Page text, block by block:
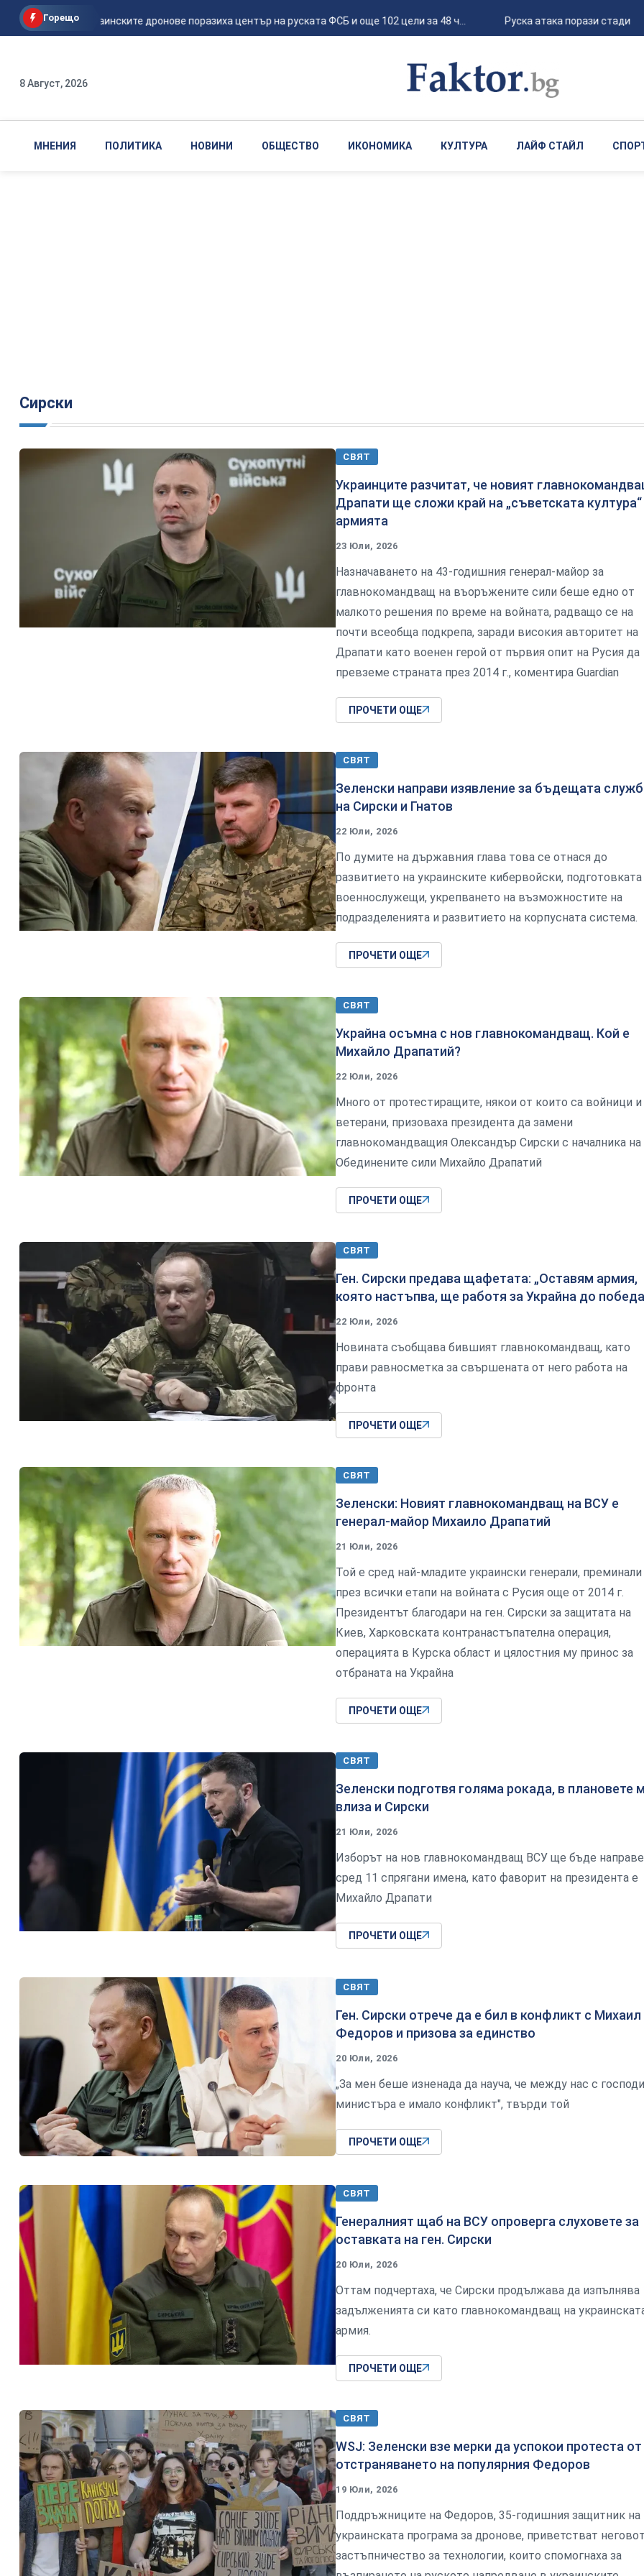
Горещо
Мадяр: Украинските дронове поразиха център на руската ФСБ и още 102 цели за 48 ч... Руска атака порази стадион
8 Август, 2026
МНЕНИЯ ПОЛИТИКА НОВИНИ ОБЩЕСТВО ИКОНОМИКА КУЛТУРА ЛАЙФ СТАЙЛ
Сирски
СВЯТ
Украинците разчитат, че новият
Драпати ще сложи край на „съветската култура“
армията
23 Юли, 2026
Назначаването на 43-годишния генерал-майор за
главнокомандващ на въоръжените сили беше едно от
малкото решения по време на войната, радващо се на
почти всеобща подкрепа, заради високия авторитет на
Драпати като военен герой от първия опит на Русия да
превземе страната през 2014 г., коментира Guardian
ПРОЧЕТИ ОЩЕ
СВЯТ
Зеленски направи изявление за бъдещата
на Сирски и Гнатов
22 Юли, 2026
По думите на държавния глава това се отнася до
развитието на украинските кибервойски, подготовката
военнослужещи, укрепването на възможностите на
подразделенията и развитието на корпусната система.
ПРОЧЕТИ ОЩЕ
СВЯТ
Украйна осъмна с нов главнокомандващ. Кой е
Михайло Драпатий?
22 Юли, 2026
Много от протестиращите, някои от които са войници и
ветерани, призоваха президента да замени
главнокомандващия Олександър Сирски с началника на
Обединените сили Михайло Драпатий
ПРОЧЕТИ ОЩЕ
СВЯТ
Ген. Сирски предава щафетата: „Оставям армия,
която настъпва, ще работя за Украйна до
22 Юли, 2026
Новината съобщава бившият главнокомандващ, като
прави равносметка за свършената от него работа на
фронта
ПРОЧЕТИ ОЩЕ
СВЯТ
Зеленски: Новият главнокомандващ на ВСУ е
генерал-майор Михаило Драпатий
21 Юли, 2026
Той е сред най-младите украински генерали, преминали
през всички етапи на войната с Русия още от 2014 г.
Президентът благодари на ген. Сирски за защитата на
Киев, Харковската контранастъпателна операция,
операцията в Курска област и цялостния му принос за
отбраната на Украйна
ПРОЧЕТИ ОЩЕ
СВЯТ
Зеленски подготвя голяма рокада, в плановете
влиза и Сирски
21 Юли, 2026
Изборът на нов главнокомандващ ВСУ ще бъде
сред 11 спрягани имена, като фаворит на президента е
Михайло Драпати
ПРОЧЕТИ ОЩЕ
СВЯТ
Ген. Сирски отрече да е бил в конфликт с Михаил
Федоров и призова за единство
20 Юли, 2026
„За мен беше изненада да науча, че между нас с
министъра е имало конфликт", твърди той
ПРОЧЕТИ ОЩЕ
СВЯТ
Генералният щаб на ВСУ опроверга слуховете за
оставката на ген. Сирски
20 Юли, 2026
Оттам подчертаха, че Сирски продължава да изпълнява
задълженията си като главнокомандващ на
армия.
ПРОЧЕТИ ОЩЕ
СВЯТ
WSJ: Зеленски взе мерки да успокои протеста от
отстраняването на популярния Федоров
19 Юли, 2026
Поддръжниците на Федоров, 35-годишния защитник на
украинската програма за дронове, приветстват
застъпничество за технологии, които спомогнаха за